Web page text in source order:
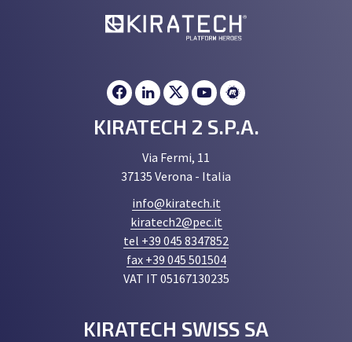
KIRATECH 2 S.P.A.
Via Fermi, 11
37135 Verona - Italia
info@kiratech.it
kiratech2@pec.it
tel +39 045 8347852
fax +39 045 501504
VAT IT 05167130235
KIRATECH SWISS SA